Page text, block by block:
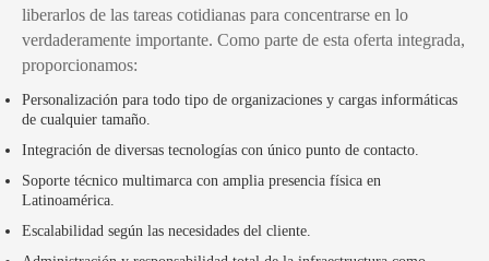
liberarlos de las tareas cotidianas para concentrarse en lo
verdaderamente importante. Como parte de esta oferta integrada,
proporcionamos:
Personalización para todo tipo de organizaciones y cargas informáticas
de cualquier tamaño.
Integración de diversas tecnologías con único punto de contacto.
Soporte técnico multimarca con amplia presencia física en
Latinoamérica.
Escalabilidad según las necesidades del cliente.